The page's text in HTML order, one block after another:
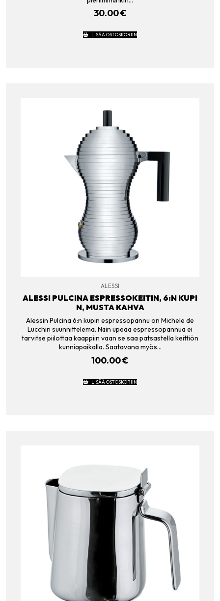
30.00€
LISÄÄ OSTOSKORIIN
ALESSI
ALESSI PULCINA ESPRESSOKEITIN, 6:N KUPI
N, MUSTA KAHVA
Alessin Pulcina 6:n kupin espressopannu on Michele de
Lucchin suunnittelema. Näin upeaa espressopannua ei
tarvitse piilottaa kaappiin vaan se saa patsastella keittiön
kunniapaikalla. Saatavana myös…
100.00€
LISÄÄ OSTOSKORIIN